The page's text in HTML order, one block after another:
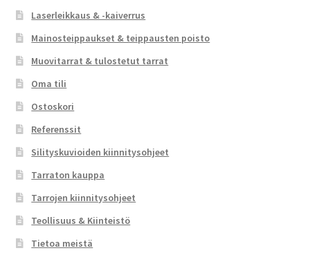
Laserleikkaus & -kaiverrus
Mainosteippaukset & teippausten poisto
Muovitarrat & tulostetut tarrat
Oma tili
Ostoskori
Referenssit
Silityskuvioiden kiinnitysohjeet
Tarraton kauppa
Tarrojen kiinnitysohjeet
Teollisuus & Kiinteistö
Tietoa meistä